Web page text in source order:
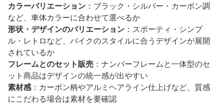
カラーバリエーション ：ブラック・シルバー・カーボン調
など、車体カラーに合わせて選べるか
形状・デザインのバリエーション ：スポーティ・シンプ
ル・レトロなど、バイクのスタイルに合うデザインが展開
されているか
フレームとのセット販売 ：ナンバーフレームと一体型のセ
ット商品はデザインの統一感が出やすい
素材感：カーボン柄やアルミヘアライン仕上げなど、質感
にこだわる場合は素材を要確認